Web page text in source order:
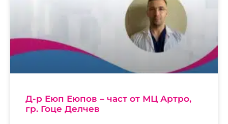
Д-р Еюп Еюпов – част от МЦ Артро,
гр. Гоце Делчев